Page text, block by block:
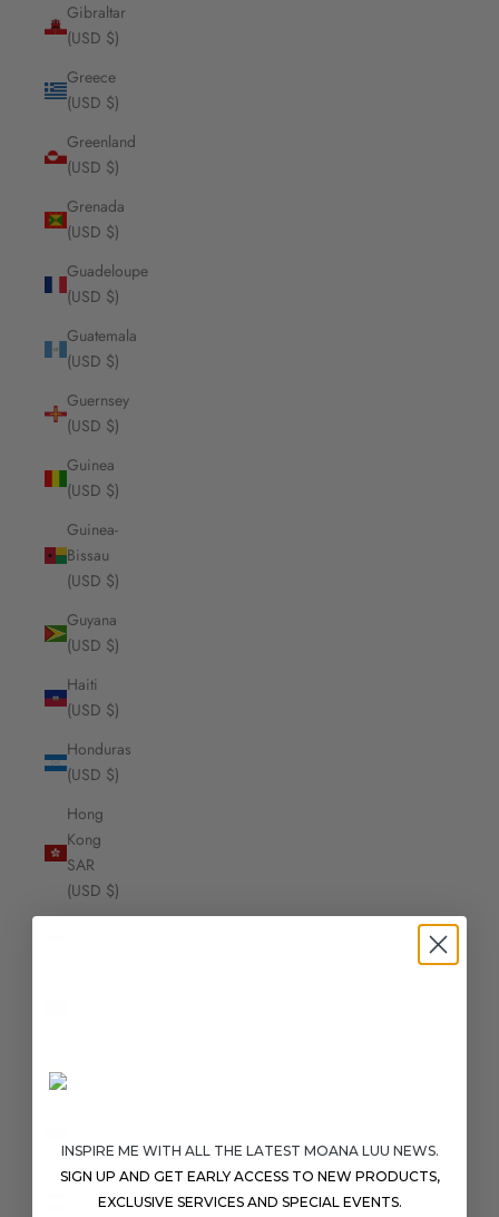
Gibraltar
(USD $)
Greece
(USD $)
Greenland
(USD $)
Grenada
(USD $)
Guadeloupe
(USD $)
Guatemala
(USD $)
Guernsey
(USD $)
Guinea
(USD $)
Guinea-
Bissau
(USD $)
Guyana
(USD $)
Haiti
(USD $)
Honduras
(USD $)
Hong
Kong
SAR
(USD $)
(USD $)
Iraq
INSPIRE ME WITH ALL THE LATEST MOANA LUU NEWS.
SIGN UP AND GET EARLY ACCESS TO NEW PRODUCTS,
EXCLUSIVE SERVICES AND SPECIAL EVENTS.